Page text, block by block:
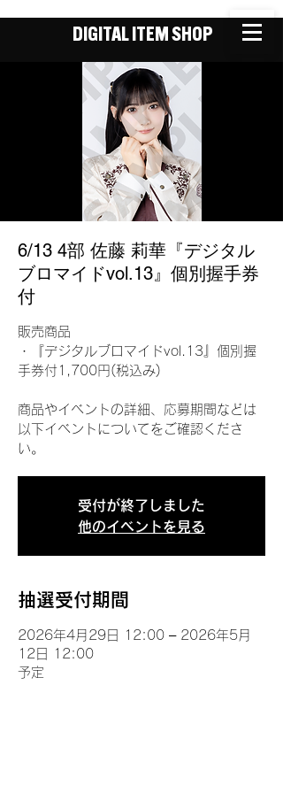
DIGITAL ITEM SHOP
6/13 4部 佐藤 莉華『デジタル
ブロマイドvol.13』個別握手券
付
販売商品
・『デジタルブロマイドvol.13』個別握
手券付1,700円(税込み)
商品やイベントの詳細、応募期間などは
以下イベントについてをご確認くださ
い。
受付が終了しました
他のイベントを見る
抽選受付期間
2026年4月29日 12:00 – 2026年5月
12日 12:00
予定